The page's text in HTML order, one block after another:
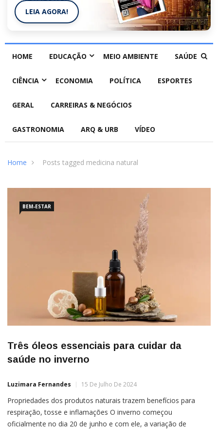
LEIA AGORA!
HOME EDUCAÇÃO MEIO AMBIENTE SAÚDE
CIÊNCIA ECONOMIA POLÍTICA ESPORTES
GERAL CARREIRAS & NEGÓCIOS
GASTRONOMIA ARQ & URB VÍDEO
Home Posts tagged medicina natural
BEM-ESTAR
Três óleos essenciais para cuidar da
saúde no inverno
Luzimara Fernandes 15 De Julho De 2024
Propriedades dos produtos naturais trazem benefícios para
respiração, tosse e inflamações O inverno começou
oficialmente no dia 20 de junho e com ele, a variação de